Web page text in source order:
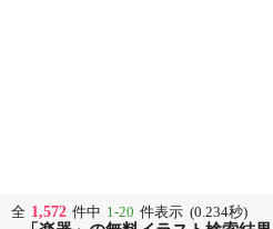
全 1,572 件中 1-20 件表示 (0.234秒)